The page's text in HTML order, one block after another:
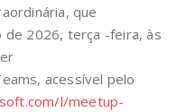
que
de 2026, terça -feira, às
acessível pelo
l/meetup-